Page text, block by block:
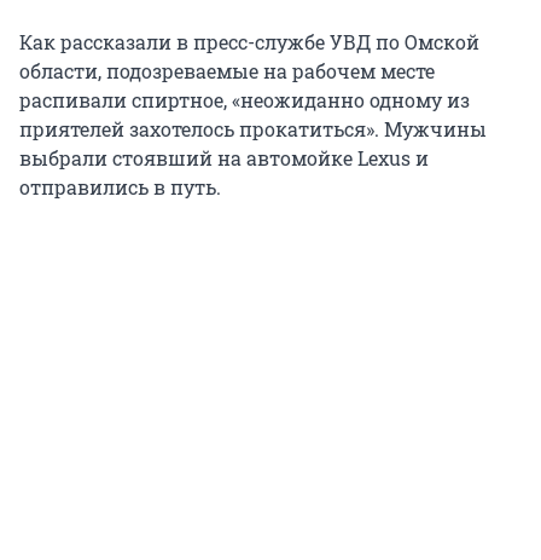
Как рассказали в пресс-службе УВД по Омской
области, подозреваемые на рабочем месте
распивали спиртное, «неожиданно одному из
приятелей захотелось прокатиться». Мужчины
выбрали стоявший на автомойке Lexus и
отправились в путь.